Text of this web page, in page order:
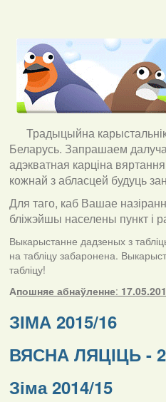
Традыцыйна
Беларусь. Запрашаем
адэкватная карціна
кожнай з абласцей будуць
Для таго, каб Вашае
бліжэйшы населены пункт і
Выкарыстанне дадзеных з
на табліцу забаронена.
табліцу!
Апошняе абнаўленне:
ЗІМА 2015/16
ВЯСНА ЛЯЦІЦЬ -
Зіма 2014/15